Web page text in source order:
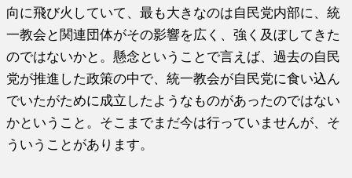
向に飛び火していて、最も大きなのは自民党内部に、統
一教会と関連団体がその影響を広く、強く及ぼしてきた
のではないかと。懸念ということで言えば、過去の自民
党が推進した政策の中で、統一教会が自民党に食い込ん
でいたがために成立したようなものがあったのではない
かということ。そこまでまだ今は行っていませんが、そ
ういうことがあります。